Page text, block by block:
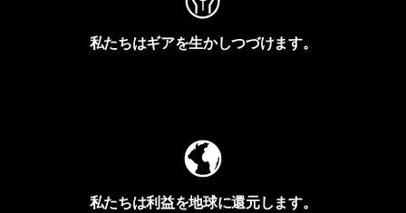
私たちはギアを生かしつづけます。
私たちは利益を地球に還元します。